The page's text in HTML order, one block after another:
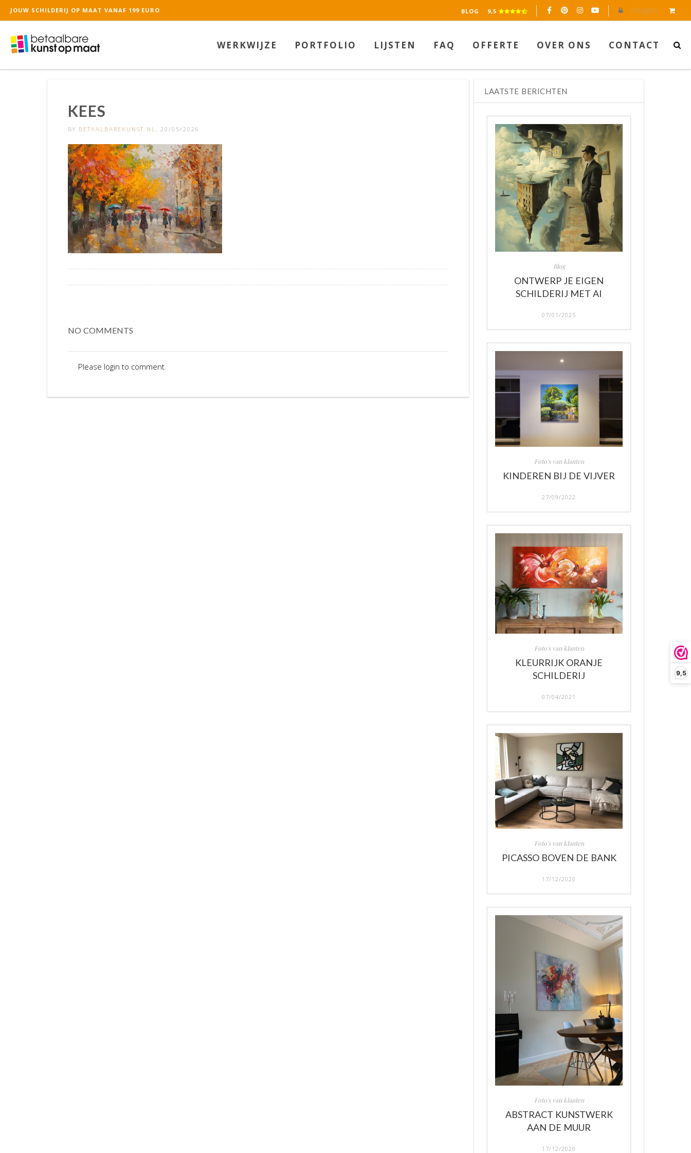
9,5
JOUW SCHILDERIJ OP MAAT VANAF 199 EURO Inloggen
BLOG 9,5
WERKWIJZE PORTFOLIO LIJSTEN FAQ OFFERTE OVER ONS CONTACT
KEES
BY BETAALBAREKUNST.NL , 20/05/2026
NO COMMENTS
Please login to comment
LAATSTE BERICHTEN
Blog
ONTWERP JE EIGEN
SCHILDERIJ MET AI
07/01/2025
Foto's van klanten
KINDEREN BIJ DE VIJVER
27/09/2022
Foto's van klanten
KLEURRIJK ORANJE
SCHILDERIJ
07/04/2021
Foto's van klanten
PICASSO BOVEN DE BANK
17/12/2020
Foto's van klanten
ABSTRACT KUNSTWERK
AAN DE MUUR
17/12/2020
De waardering van www.betaalbarekunst.nl bij is 9.5/10 gebaseerd op 2045 reviews.